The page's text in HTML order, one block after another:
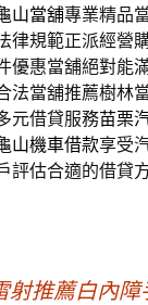
山當舖專業精品
律規範正派經營
優惠當舖絕對能
法當舖推薦樹林
元借貸服務苗栗
山機車借款享受
評估合適的借貸
射推薦白內障